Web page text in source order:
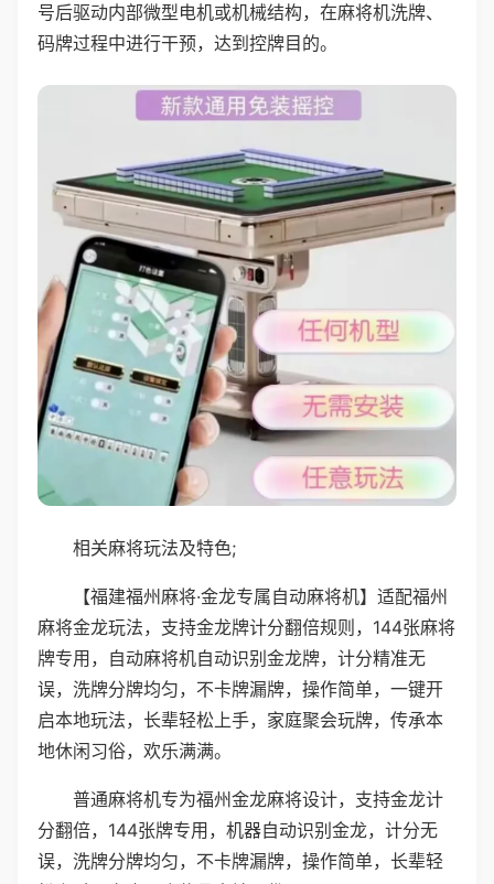
号后驱动内部微型电机或机械结构，在麻将机洗牌、
码牌过程中进行干预，达到控牌目的。
相关麻将玩法及特色;
【福建福州麻将·金龙专属自动麻将机】适配福州
麻将金龙玩法，支持金龙牌计分翻倍规则，144张麻将
牌专用，自动麻将机自动识别金龙牌，计分精准无
误，洗牌分牌均匀，不卡牌漏牌，操作简单，一键开
启本地玩法，长辈轻松上手，家庭聚会玩牌，传承本
地休闲习俗，欢乐满满。
普通麻将机专为福州金龙麻将设计，支持金龙计
分翻倍，144张牌专用，机器自动识别金龙，计分无
误，洗牌分牌均匀，不卡牌漏牌，操作简单，长辈轻